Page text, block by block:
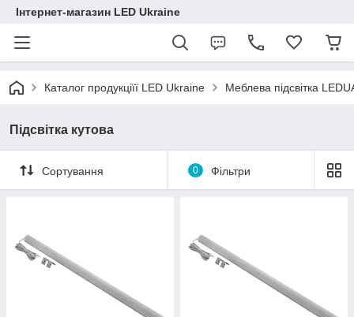
Інтернет-магазин LED Ukraine
Каталог продукціїї LED Ukraine Меблева підсвітка
Підсвітка кутова
Сортування 0 Фільтри